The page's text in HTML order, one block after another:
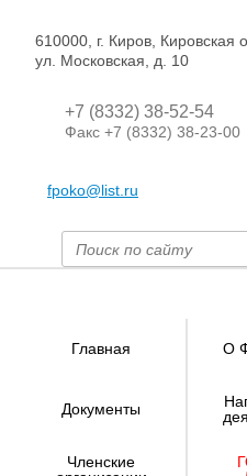
610000, г. Киров, Кировская
ул. Московская, д. 10
+7 (8332) 38-52-54
Факс +7 (8332) 38-23-00
fpoko@list.ru
Главная О
Документы
Членские